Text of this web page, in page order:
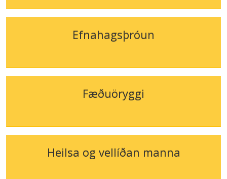
Efnahagsþróun
Fæðuöryggi
Heilsa og vellíðan manna